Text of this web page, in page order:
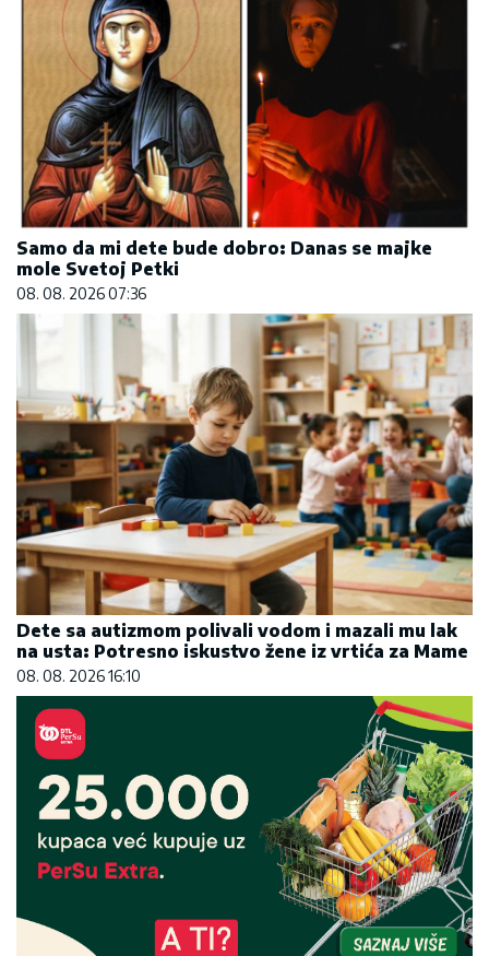
Samo da mi dete bude dobro: Danas se majke
mole Svetoj Petki
08. 08. 2026 07:36
Dete sa autizmom polivali vodom i mazali mu lak
na usta: Potresno iskustvo žene iz vrtića za Mame
08. 08. 2026 16:10